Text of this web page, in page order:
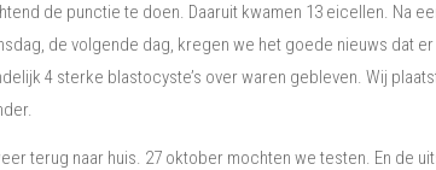
de punctie te doen. Daaruit kwamen 13 eicellen. Na
de volgende dag, kregen we het goede nieuws dat
4 sterke blastocyste’s over waren gebleven. Wij
terug naar huis. 27 oktober mochten we testen. En